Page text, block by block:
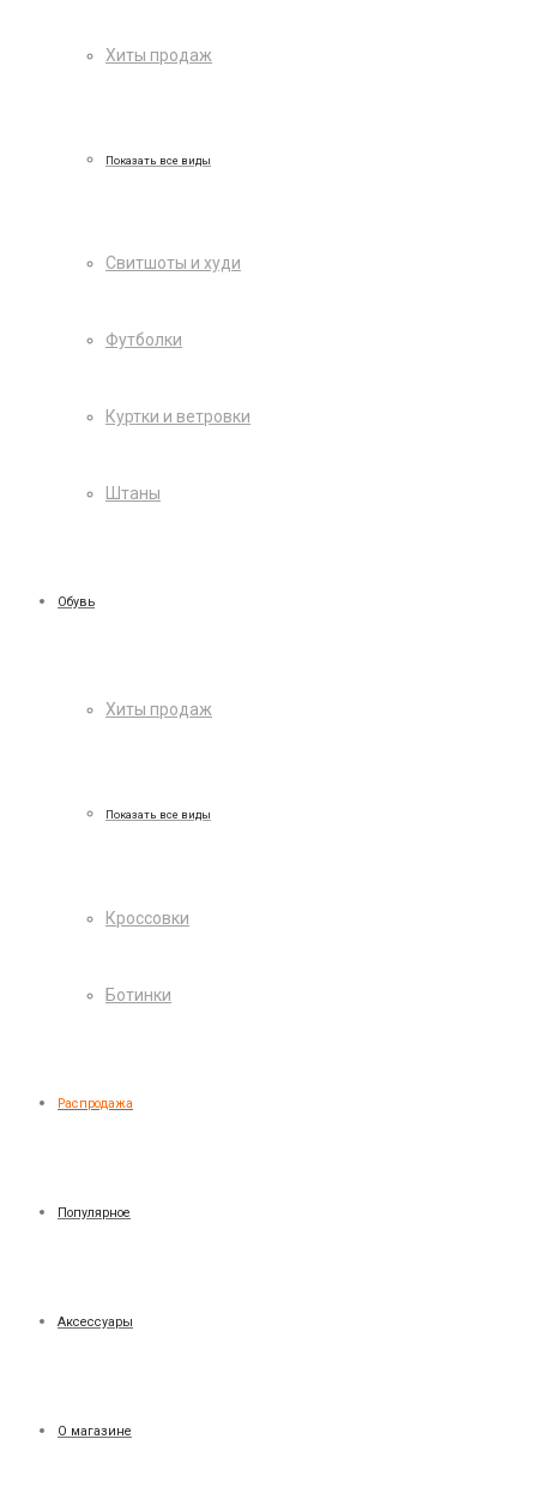
Хиты продаж
Показать все виды
Свитшоты и худи
Футболки
Куртки и ветровки
Штаны
Обувь
Хиты продаж
Показать все виды
Кроссовки
Ботинки
Распродажа
Популярное
Аксессуары
О магазине